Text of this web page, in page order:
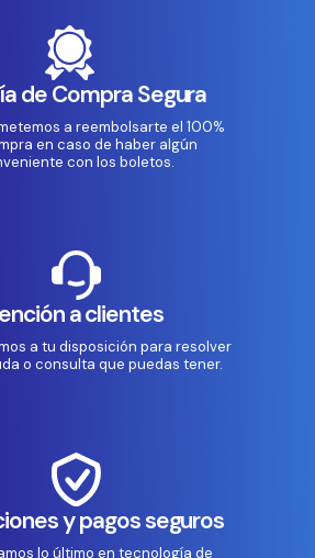
de Compra Segura
a reembolsarte el 100%
en caso de haber algún
con los boletos.
a clientes
a tu disposición para resolver
o consulta que puedas tener.
y pagos seguros
lo último en tecnología de